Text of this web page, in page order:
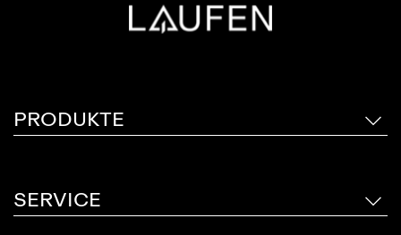
PRODUKTE
SERVICE